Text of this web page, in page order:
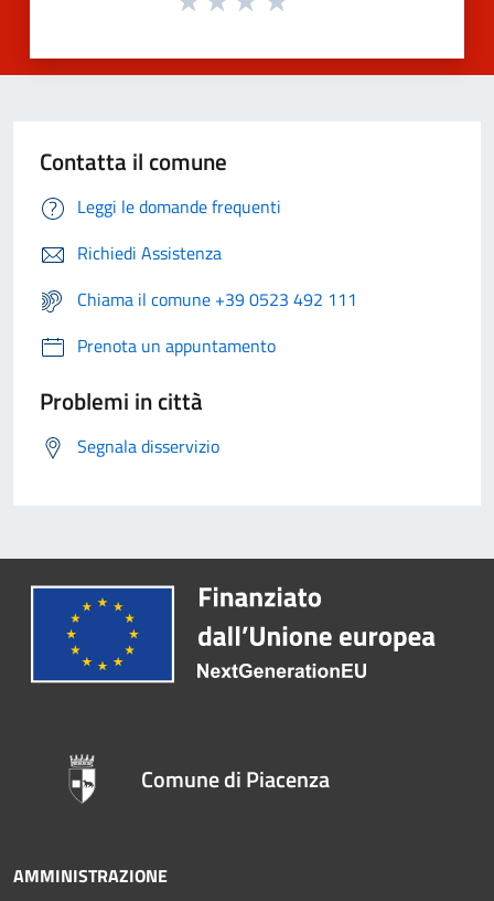
Contatta il comune
Leggi le domande frequenti
Richiedi Assistenza
Chiama il comune +39 0523 492 111
Prenota un appuntamento
Problemi in città
Segnala disservizio
Comune di Piacenza
AMMINISTRAZIONE